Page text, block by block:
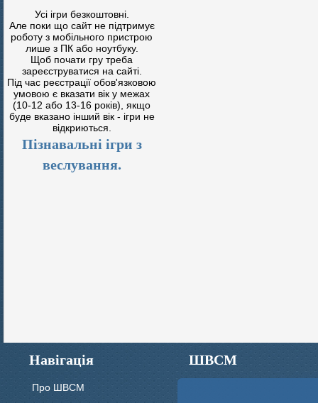
Усі ігри безкоштовні.
Але поки що сайт не підтримує
роботу з мобільного пристрою
лише з ПК або ноутбуку.
Щоб почати гру треба
зареєструватися на сайті.
Під час реєстрації обов'язковою
умовою є вказати вік у межах
(10-12 або 13-16 років), якщо
буде вказано інший вік - ігри не
відкриються.
Пізнавальні ігри з
веслування.
Навігація
Про ШВСМ
ШВСМ